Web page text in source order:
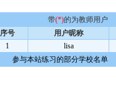
带(*)的为教师用户
序号
用户昵称
1
lisa
参与本站练习的部分学校名单